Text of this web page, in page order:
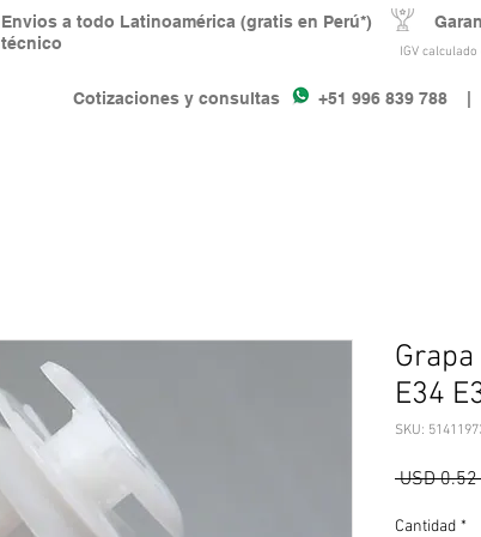
IGV
Cotizaciones y consultas +51 996 839 788 |
Envios a todo Latinoamérica (gratis en Perú*)
técnico
E34
SKU:
USD 0.52
Cantidad *